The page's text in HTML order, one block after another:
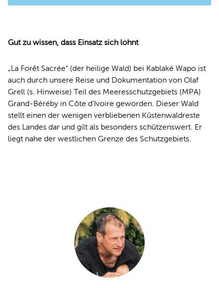
Gut zu wissen, dass Einsatz sich lohnt
„La Forêt Sacrée“ (der heilige Wald) bei Kablaké Wapo ist
auch durch unsere Reise und Dokumentation von Olaf
Grell (s. Hinweise) Teil des Meeresschutzgebiets (MPA)
Grand-Béréby in Côte d’Ivoire geworden. Dieser Wald
stellt einen der wenigen verbliebenen Küstenwaldreste
des Landes dar und gilt als besonders schützenswert. Er
liegt nahe der westlichen Grenze des Schutzgebiets.